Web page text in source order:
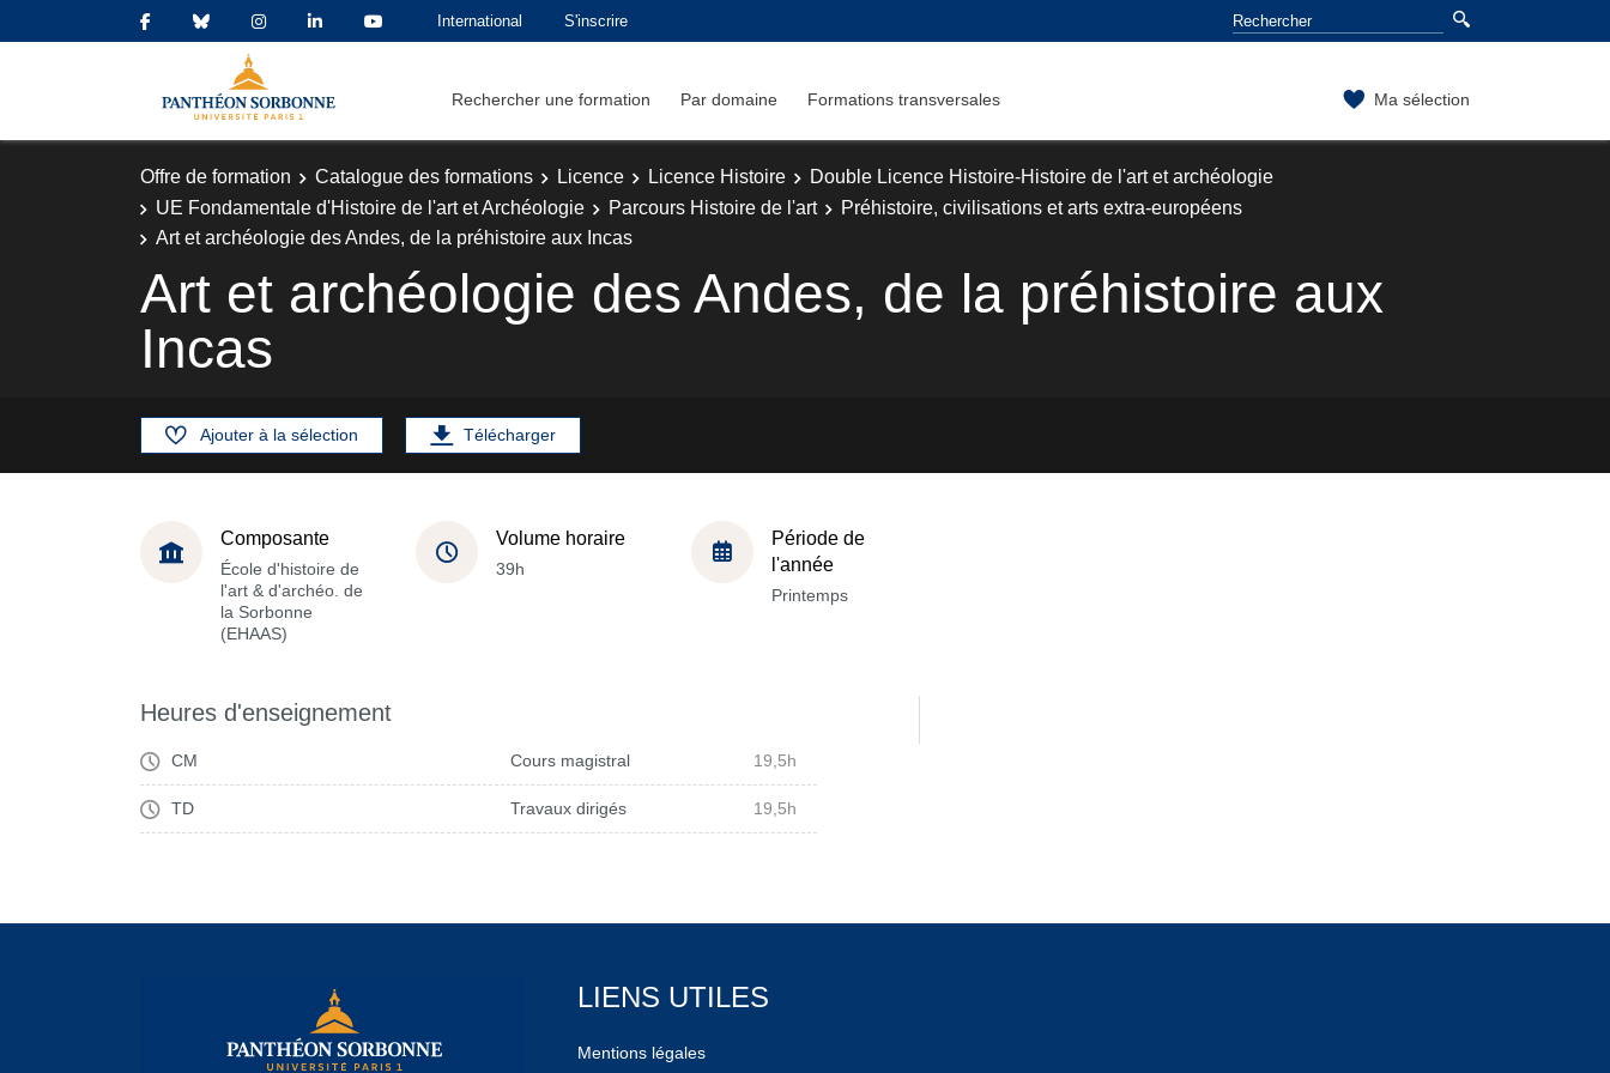
International S'inscrire
Rechercher une formation Par domaine Formations transversales Ma sélection
Offre de formation Catalogue des formations Licence Licence Histoire
Double Licence Histoire-Histoire de l'art et archéologie
UE Fondamentale d'Histoire de l'art et Archéologie
Parcours Histoire de l'art
Préhistoire, civilisations et arts extra-européens
Art et archéologie des Andes, de la préhistoire aux Incas
Art et archéologie des Andes, de la préhistoire aux
Incas
Ajouter à la sélection Télécharger
Composante
École d'histoire de
l'art & d'archéo. de
la Sorbonne
(EHAAS)
Volume horaire
39h
Période de
l'année
Printemps
Heures d'enseignement
CM Cours magistral 19,5h
TD Travaux dirigés 19,5h
LIENS UTILES
Mentions légales